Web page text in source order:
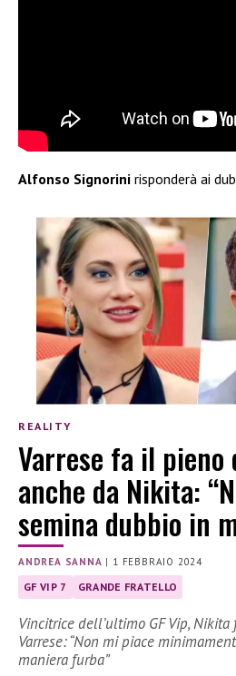
Alfonso Signorini risponderà ai
REALITY
Varrese fa il
anche da Nikita:
semina dubbio in
ANDREA SANNA | 1 FEBBRAIO 2024
GF VIP 7 GRANDE FRATELLO
Vincitrice dell’ultimo GF Vip,
Varrese: “Non mi piace
maniera furba”